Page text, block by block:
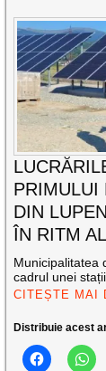
PRIMULUI
DIN
ÎN RITM
Municipalitatea
cadrul unei
CITEȘTE MAI
Distribuie acest